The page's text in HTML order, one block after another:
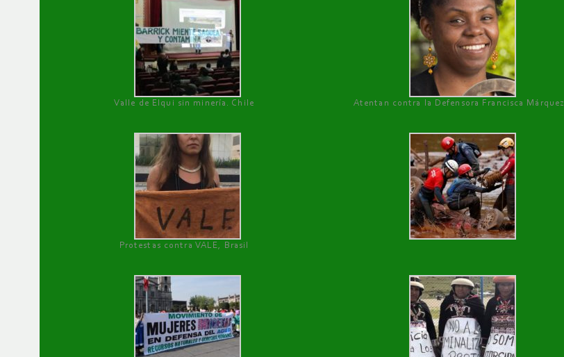
Valle de Elqui sin minería. Chile Atentan contra la Defensora Francisca Márquez
Protestas contra VALE, Brasil